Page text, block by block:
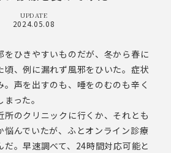
UPDATE
2024.05.08
をひきやすいものだが、冬から春に
頃、例に漏れず風邪をひいた。症状
。声を出すのも、唾をのむのも辛く
った。
所のクリニックに行くか、それとも
悩んでいたが、ふとオンライン診療
だ。早速調べて、24時間対応可能と